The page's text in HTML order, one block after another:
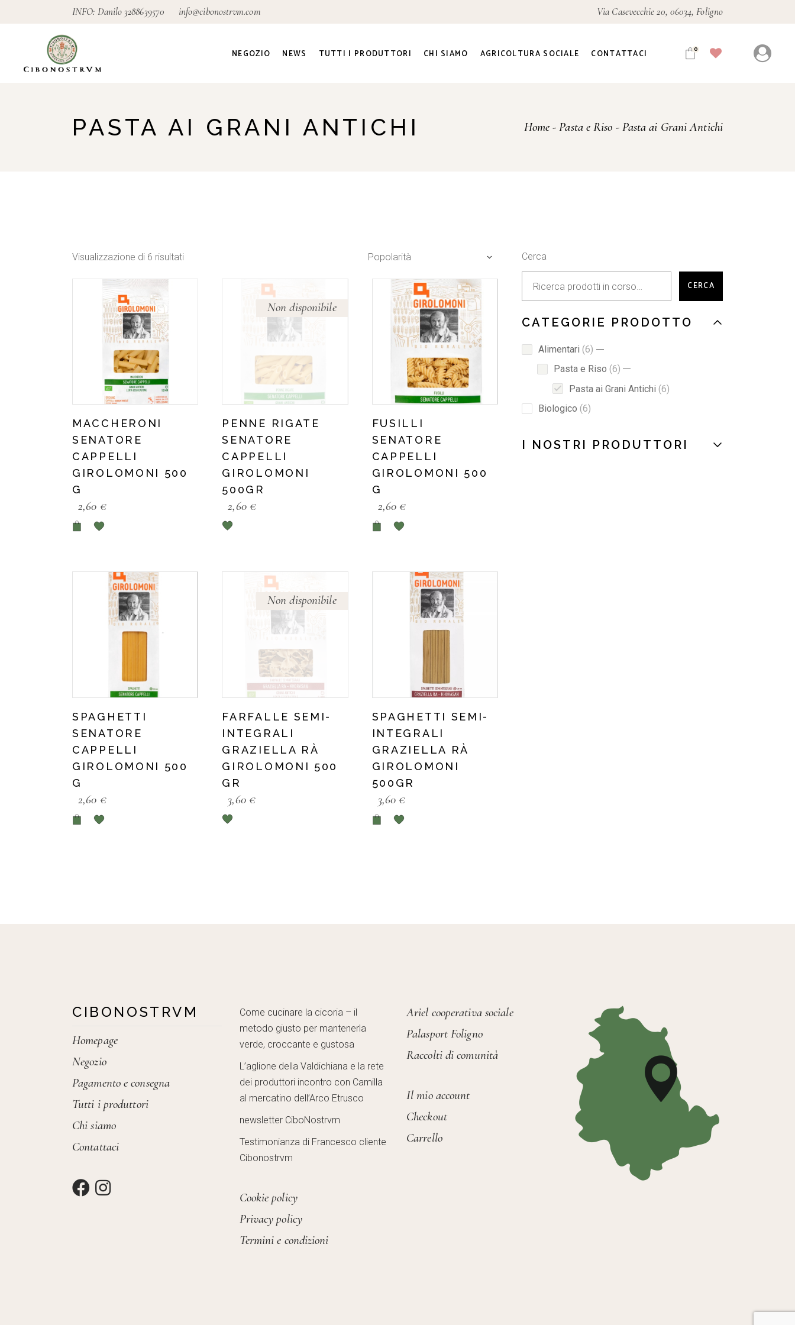
INFO: Danilo 3288639570 info@cibonostrvm.com Via Casevecchie 20, 06034, Foligno
NEGOZIO
Artigianato Sociale
NEWS TUTTI I PRODUTTORI CHI SIAMO AGRICOLTURA SOCIALE CONTATTACI 0
PASTA AI GRANI ANTICHI Home Pasta e Riso Pasta ai Grani Antichi
Visualizzazione di 6 risultatiPopolarità Popolarità
MACCHERONI
SENATORE
CAPPELLI
GIROLOMONI 500
G
2,60 €
Non disponibile
PENNE RIGATE
SENATORE
CAPPELLI
GIROLOMONI
500GR
2,60 €
FUSILLI
SENATORE
CAPPELLI
GIROLOMONI 500
G
2,60 €
SPAGHETTI
SENATORE
CAPPELLI
GIROLOMONI 500
G
2,60 €
Non disponibile
FARFALLE SEMI-
INTEGRALI
GRAZIELLA RÀ
GIROLOMONI 500
GR
3,60 €
SPAGHETTI SEMI-
INTEGRALI
GRAZIELLA RÀ
GIROLOMONI
500GR
3,60 €
Cerca
CERCA
CATEGORIE PRODOTTO
Alimentari 66
products
Pasta e Riso 66
products
Pasta ai Grani Antichi 66
products
Biologico 66
products
I NOSTRI PRODUTTORI
CIBONOSTRVM
Homepage
Negozio
Pagamento e consegna
Tutti i produttori
Chi siamo
Contattaci
Come cucinare la cicoria – il
metodo giusto per mantenerla
verde, croccante e gustosa
L’aglione della Valdichiana e la rete
dei produttori incontro con Camilla
al mercatino dell’Arco Etrusco
newsletter CiboNostrvm
Testimonianza di Francesco cliente
Cibonostrvm
Cookie policy
Privacy policy
Termini e condizioni
Ariel cooperativa sociale
Palasport Foligno
Raccolti di comunità
Il mio account
Checkout
Carrello